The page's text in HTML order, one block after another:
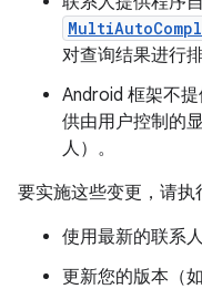
对查询结果进行排
Android 框架不
供由用户控制的
人）。
要实施这些变更，请执
使用最新的联系
更新您的版本（